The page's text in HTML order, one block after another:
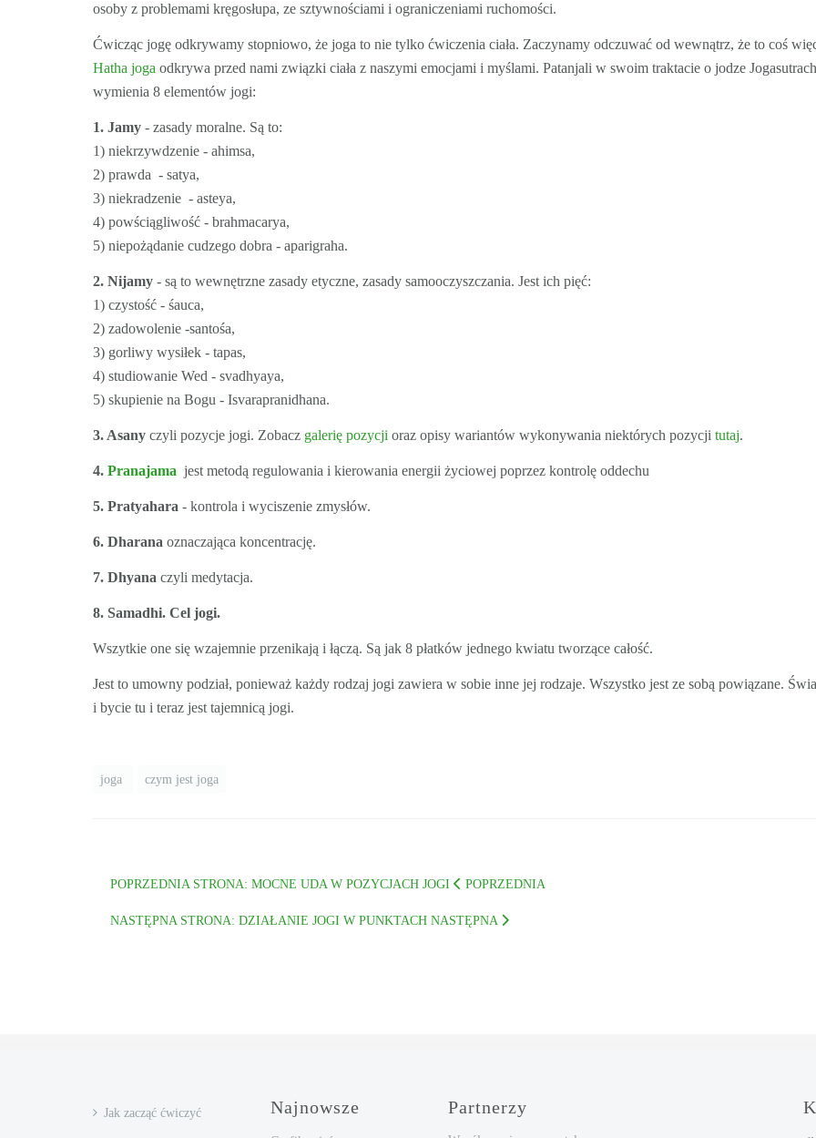
osoby z problemami kręgosłupa, ze sztywnościami i ograniczeniami ruchomości.
Ćwicząc jogę odkrywamy stopniowo, że joga to nie tylko ćwiczenia ciała. Zaczynamy odczuwać od wewnątrz, że to coś
Hatha joga odkrywa przed nami związki ciała z naszymi emocjami i myślami. Patanjali w swoim traktacie o jodze Jogasutrach
wymienia 8 elementów jogi:
1. Jamy - zasady moralne. Są to:
1) niekrzywdzenie - ahimsa,
2) prawda - satya,
3) niekradzenie - asteya,
4) powściągliwość - brahmacarya,
5) niepożądanie cudzego dobra - aparigraha.
2. Nijamy - są to wewnętrzne zasady etyczne, zasady samooczyszczania. Jest ich pięć:
1) czystość - śauca,
2) zadowolenie -santośa,
3) gorliwy wysiłek - tapas,
4) studiowanie Wed - svadhyaya,
5) skupienie na Bogu - Isvarapranidhana.
3. Asany czyli pozycje jogi. Zobacz galerię pozycji oraz opisy wariantów wykonywania niektórych pozycji tutaj.
4. Pranajama jest metodą regulowania i kierowania energii życiowej poprzez kontrolę oddechu
5. Pratyahara - kontrola i wyciszenie zmysłów.
6. Dharana oznaczająca koncentrację.
7. Dhyana czyli medytacja.
8. Samadhi. Cel jogi.
Wszytkie one się wzajemnie przenikają i łączą. Są jak 8 płatków jednego kwiatu tworzące całość.
Jest to umowny podział, ponieważ każdy rodzaj jogi zawiera w sobie inne jej rodzaje. Wszystko jest ze sobą powiązane.
i bycie tu i teraz jest tajemnicą jogi.
joga czym jest joga
POPRZEDNIA STRONA: MOCNE UDA W POZYCJACH JOGI POPRZEDNIA
NASTĘPNA STRONA: DZIAŁANIE JOGI W PUNKTACH NASTĘPNA
Jak zacząć ćwiczyć Najnowsze Partnerzy